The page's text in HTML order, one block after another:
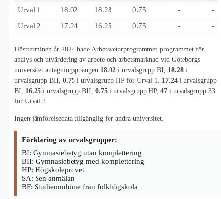
Urval 1
18.02 18.28 0.75 -
-
Urval 2
17.24 16.25 0.75 - -
Höstterminen år 2024 hade Arbetsvetarprogrammet-programmet för
analys och utvärdering av arbete och arbetsmarknad vid Göteborgs
universitet antagningspoängen 18.02 i urvalsgrupp BI, 18.28 i
urvalsgrupp BII, 0.75 i urvalsgrupp HP för Urval 1. 17.24 i urvalsgrupp
BI, 16.25 i urvalsgrupp BII, 0.75 i urvalsgrupp HP, 47 i urvalsgrupp 33
för Urval 2.
Ingen jämförelsedata tillgänglig för andra universitet.
Förklaring av urvalsgrupper:
BI: Gymnasiebetyg utan komplettering
BII: Gymnasiebetyg med komplettering
HP: Högskoleprovet
SA: Sen anmälan
BF: Studieomdöme från folkhögskola